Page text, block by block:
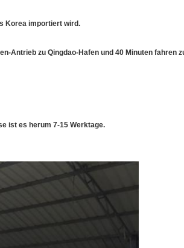
Korea importiert wird.
Antrieb zu Qingdao-Hafen und 40 Minuten fahren
ist es herum 7-15 Werktage.